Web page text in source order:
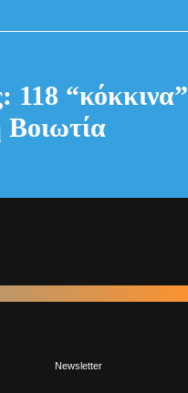
118
Newsletter